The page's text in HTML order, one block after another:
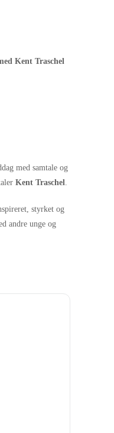
Kent Traschel
med samtale og
Kent Traschel
styrket og
andre unge og